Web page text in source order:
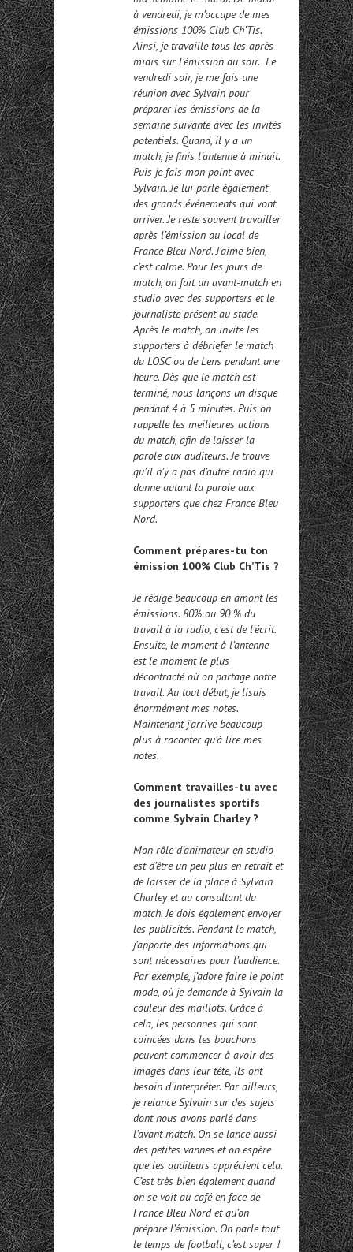
à vendredi, je m’occupe de mes
émissions 100% Club Ch’Tis.
Ainsi, je travaille tous les après-
midis sur l’émission du soir. Le
vendredi soir, je me fais une
réunion avec Sylvain pour
préparer les émissions de la
semaine suivante avec les invités
potentiels. Quand, il y a un
match, je finis l’antenne à minuit.
Puis je fais mon point avec
Sylvain. Je lui parle également
des grands événements qui vont
arriver. Je reste souvent travailler
après l’émission au local de
France Bleu Nord. J’aime bien,
c’est calme. Pour les jours de
match, on fait un avant-match en
studio avec des supporters et le
journaliste présent au stade.
Après le match, on invite les
supporters à débriefer le match
du LOSC ou de Lens pendant une
heure. Dès que le match est
terminé, nous lançons un disque
pendant 4 à 5 minutes. Puis on
rappelle les meilleures actions
du match, afin de laisser la
parole aux auditeurs. Je trouve
qu’il n’y a pas d’autre radio qui
donne autant la parole aux
supporters que chez France Bleu
Nord.
Comment prépares-tu ton
émission 100% Club Ch’Tis ?
Je rédige beaucoup en amont les
émissions. 80% ou 90 % du
travail à la radio, c’est de l’écrit.
Ensuite, le moment à l’antenne
est le moment le plus
décontracté où on partage notre
travail. Au tout début, je lisais
énormément mes notes.
Maintenant j’arrive beaucoup
plus à raconter qu’à lire mes
notes.
Comment travailles-tu avec
des journalistes sportifs
comme Sylvain Charley ?
Mon rôle d’animateur en studio
est d’être un peu plus en retrait et
de laisser de la place à Sylvain
Charley et au consultant du
match. Je dois également envoyer
les publicités. Pendant le match,
j’apporte des informations qui
sont nécessaires pour l’audience.
Par exemple, j’adore faire le point
mode, où je demande à Sylvain la
couleur des maillots. Grâce à
cela, les personnes qui sont
coincées dans les bouchons
peuvent commencer à avoir des
images dans leur tête, ils ont
besoin d’interpréter. Par ailleurs,
je relance Sylvain sur des sujets
dont nous avons parlé dans
l’avant match. On se lance aussi
des petites vannes et on espère
que les auditeurs apprécient cela.
C’est très bien également quand
on se voit au café en face de
France Bleu Nord et qu’on
prépare l’émission. On parle tout
le temps de football, c’est super !